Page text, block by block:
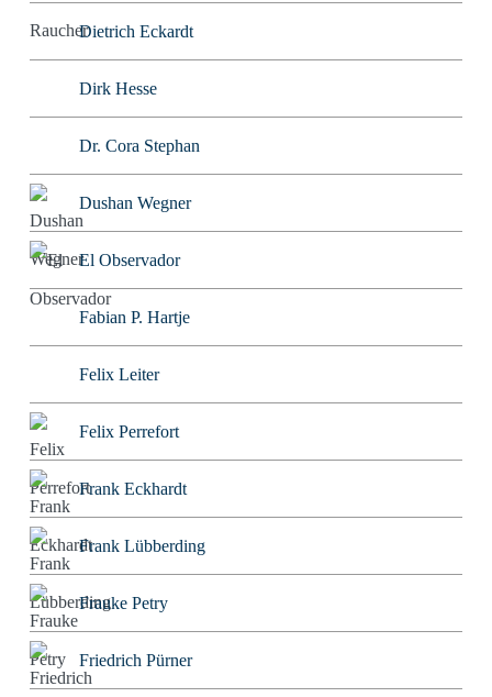
Dietrich Eckardt
Dirk Hesse
Dr. Cora Stephan
Dushan Wegner
El Observador
Fabian P. Hartje
Felix Leiter
Felix Perrefort
Frank Eckhardt
Frank Lübberding
Frauke Petry
Friedrich Pürner